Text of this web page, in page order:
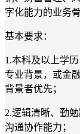
字化能力的业务骨
基本要求：
1.本科及以上学
专业背景，或金
背景者优先；
2.逻辑清晰、勤
沟通协作能力；